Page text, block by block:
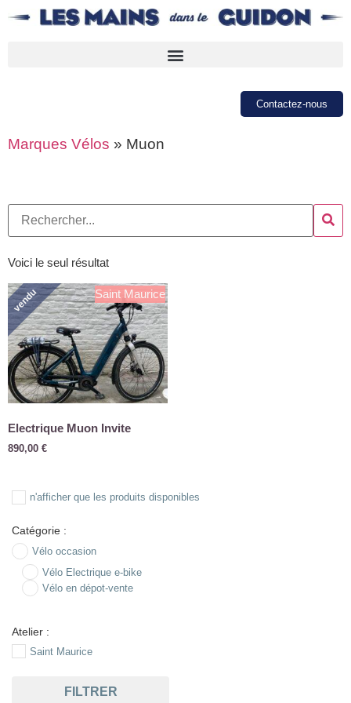
Contactez-nous
Marques Vélos » Muon
Voici le seul résultat
Saint Maurice
vendu
Electrique Muon Invite
890,00 €
n'afficher que les produits disponibles
Catégorie :
Vélo occasion
Vélo Electrique e-bike
Vélo en dépot-vente
Atelier :
Saint Maurice
FILTRER